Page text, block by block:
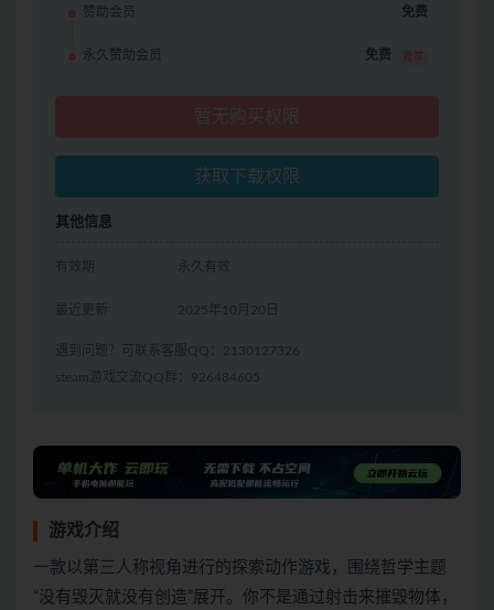
赞助会员 免费
永久赞助会员 免费 推荐
获取下载权限
其他信息
有效期 永久有效
最近更新 2025年10月20日
遇到问题？可联系客服QQ：2130127326
steam游戏交流QQ群：926484605
游戏介绍
一款以第三人称视角进行的探索动作游戏，围绕哲学主题
“没有毁灭就没有创造”展开。你不是通过射击来摧毁物体，